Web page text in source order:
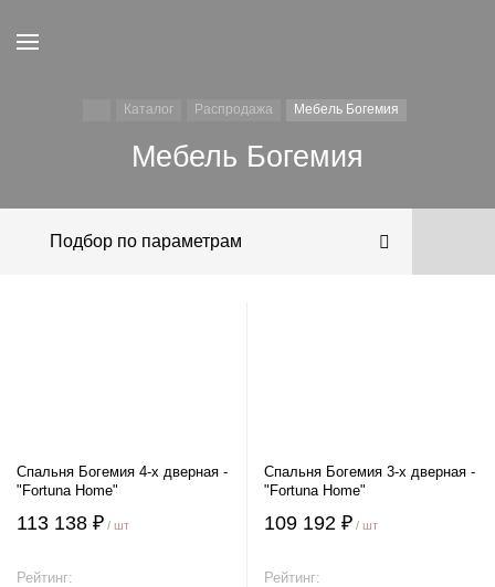
Каталог Распродажа Мебель Богемия
Мебель Богемия
Подбор по параметрам
Спальня Богемия 4-х дверная -
"Fortuna Home"
113 138 ₽ / шт
Рейтинг:
Спальня Богемия 3-х дверная -
"Fortuna Home"
109 192 ₽ / шт
Рейтинг: